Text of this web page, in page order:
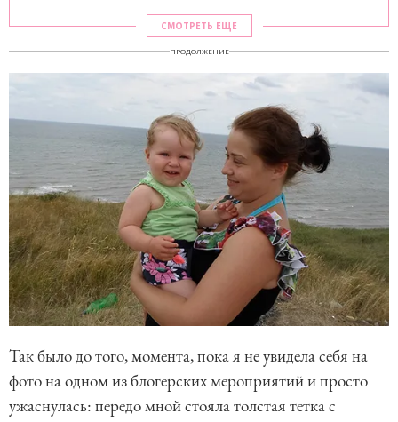
СМОТРЕТЬ ЕЩЕ
ПРОДОЛЖЕНИЕ
Так было до того, момента, пока я не увидела себя на
фото на одном из блогерских мероприятий и просто
ужаснулась: передо мной стояла толстая тетка с